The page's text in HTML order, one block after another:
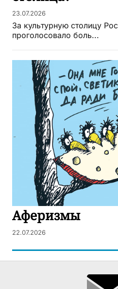
23.07.2026
За культурную столицу
проголосовало боль...
Аферизмы
22.07.2026